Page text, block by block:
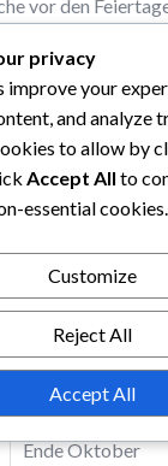
vor den
Typisches
Ende Dezember
Anfang Februar
März/April
Ende Oktober
privacy
improve your
and analyze
to allow by
Accept All to
essential cookies.
Customize
Reject All
Accept All